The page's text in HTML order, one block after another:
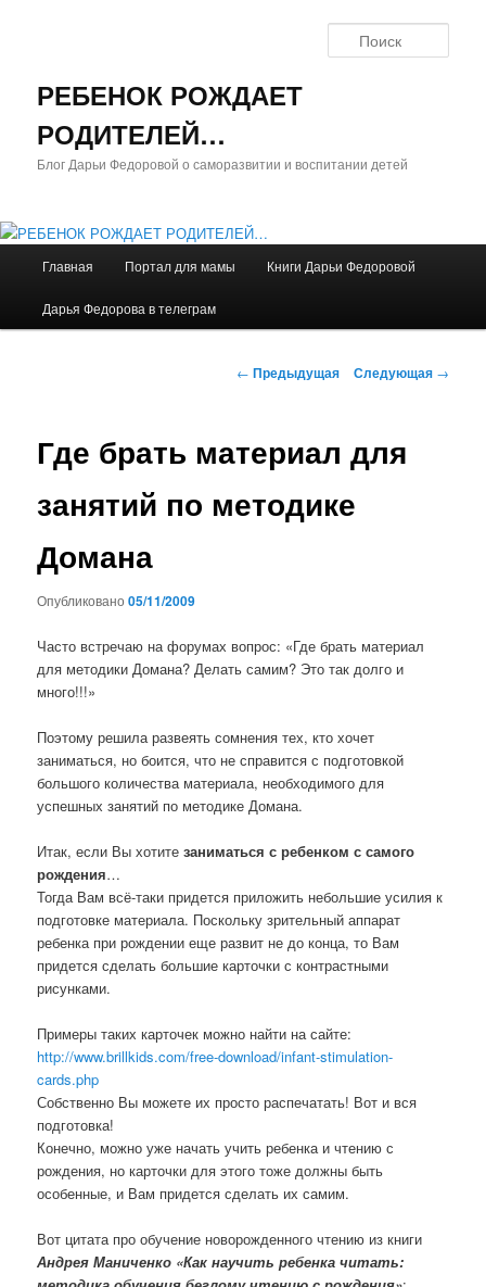
РЕБЕНОК РОЖДАЕТ
РОДИТЕЛЕЙ…
Блог Дарьи Федоровой о саморазвитии и воспитании детей
Перейти
к
Главная Портал для мамы Книги Дарьи Федоровой
Дарья Федорова в телеграм
Навигация
← Предыдущая Следующая →
Где брать материал для
занятий по методике
Домана
Опубликовано05/11/2009
Часто встречаю на форумах вопрос: «Где брать материал
для методики Домана? Делать самим? Это так долго и
много!!!»
Поэтому решила развеять сомнения тех, кто хочет
заниматься, но боится, что не справится с подготовкой
большого количества материала, необходимого для
успешных занятий по методике Домана.
Итак, если Вы хотитезаниматься с ребенком с самого
рождения…
Тогда Вам всё-таки придется приложить небольшие усилия к
подготовке материала. Поскольку зрительный аппарат
ребенка при рождении еще развит не до конца, то Вам
придется сделать большие карточки с контрастными
рисунками.
Примеры таких карточек можно найти на сайте:
http://www.brillkids.com/free-download/infant-stimulation-
cards.php
Собственно Вы можете их просто распечатать! Вот и вся
подготовка!
Конечно, можно уже начать учить ребенка и чтению с
рождения, но карточки для этого тоже должны быть
особенные, и Вам придется сделать их самим.
Вот цитата про обучение новорожденного чтению из книги
Андрея Маниченко «Как научить ребенка читать: